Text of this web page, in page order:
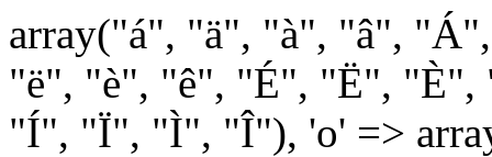
array("á", "ä", "à", "â",
"ë", "è", "ê", "É", "Ë",
"Í", "Ï", "Ì", "Î"), 'o' =>